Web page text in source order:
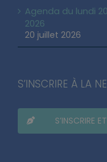
Agenda du lundi
2026
20 juillet 2026
S’INSCRIRE À LA
S’INSCRIRE